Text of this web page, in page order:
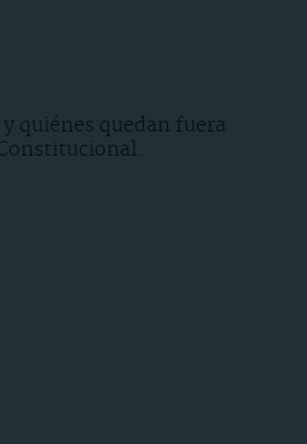
y quiénes quedan fuera